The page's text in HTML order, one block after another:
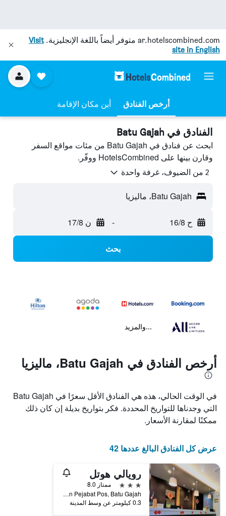
ar.hotelscombined.com متوفر أيضاً باللغة الإنجليزية.Visit
site in English
أرخص الفنادق أين مكان الإقامة
الفنادق في Batu Gajah
ابحث عن فنادق في Batu Gajah من مئات مواقع السفر
وقارن بينها على HotelsCombined ووفّر.
2 من الضيوف، غرفة واحدة
Batu Gajah، ماليزيا
ح 16/8 - ن 17/8
بحث
...والمزيد
أرخص الفنادق في Batu Gajah، ماليزيا
في الوقت الحالي، هذه هي الفنادق الأقل سعرًا في Batu Gajah
التي وجدناها للتواريخ المحددة. فكر بتواريخ بديلة إن كان ذلك
ممكنًا لمقارنة الأسعار.
عرض كل الفنادق البالغ عددها 42
رويالي هوتل
3 نجوم
ممتاز 8.0
Lot 1125, Jalan Pejabat Pos, Batu Gajah, ماليزيا
0.3 كيلومتر عن وسط المدينة